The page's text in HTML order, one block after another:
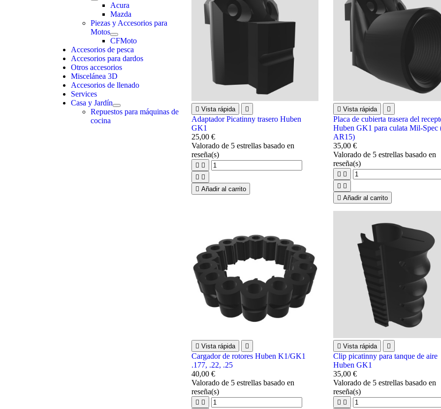
Acura
Mazda
Piezas y Accesorios para
Motos
CFMoto
Accesorios de pesca
Accesorios para dardos
Otros accesorios
Miscelánea 3D
Accesorios de llenado
Services
Casa y Jardín
Repuestos para máquinas de
cocina
 Vista rápida 
Adaptador Picatinny trasero Huben
GK1
25,00 €
Valorado de 5 estrellas basado en
reseña(s)
 
 
 Añadir al carrito
 Vista rápida 
Placa de cubierta trasera del
Huben GK1 para culata Mil-Spec
AR15)
35,00 €
Valoradode 5 estrellas basado en
reseña(s)
 
 
 Añadir al carrito
 Vista rápida 
Cargador de rotores Huben K1/GK1
.177, .22, .25
40,00 €
Valorado de 5 estrellas basado en
reseña(s)
 
 Vista rápida 
Clip picatinny para tanque de aire
Huben GK1
35,00 €
Valoradode 5 estrellas basado en
reseña(s)
 